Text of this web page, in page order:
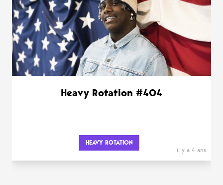
Heavy Rotation #404
HEAVY ROTATION
il y a 4 ans